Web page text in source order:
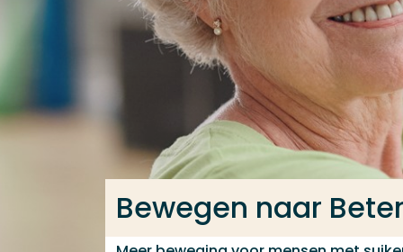
Bewegen naar
Opleiding
Contact